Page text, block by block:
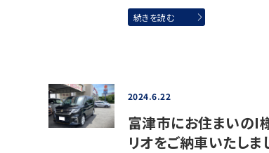
続きを読む
2024.6.22
富津市にお住まいのI
リオをご納車いたしま